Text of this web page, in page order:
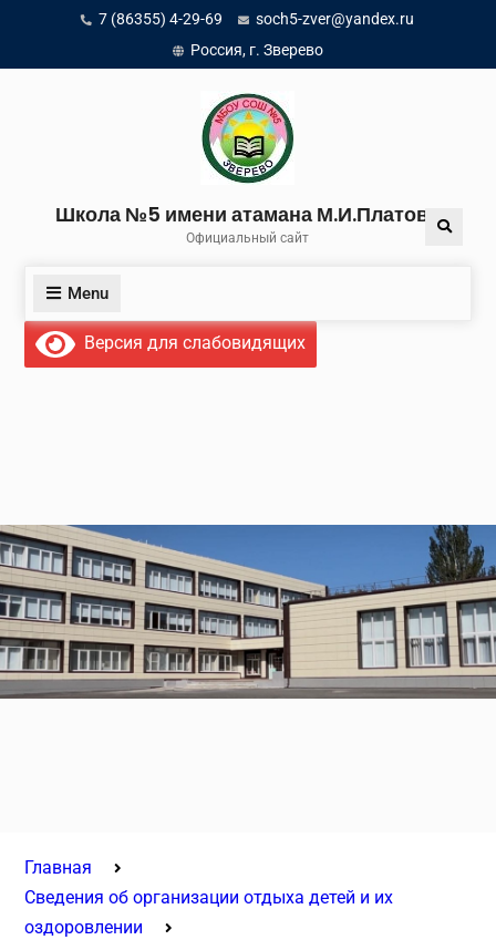
content
7 (86355) 4-29-69
soch5-zver@yandex.ru
Россия, г. Зверево
Школа №5 имени атамана М.И.Платова
Официальный сайт
Menu
Search
Версия для слабовидящих
Главная
Сведения об организации отдыха детей и их
оздоровлении